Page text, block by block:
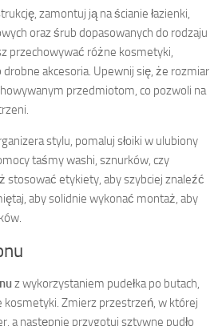
zamontuj ją na ścianie łazienki,
oraz śrub dopasowanych do rodzaju
przechowywać różne kosmetyki,
akcesoria. Upewnij się, że rozmiar
przedmiotom, co pozwoli na
stylu, pomaluj słoiki w ulubiony
taśmy washi, sznurków, czy
stosować etykiety, aby szybciej znaleźć
aby solidnie wykonać montaż, aby
z wykorzystaniem pudełka po butach,
kosmetyki. Zmierz przestrzeń, w której
a następnie przygotuj sztywne pudło